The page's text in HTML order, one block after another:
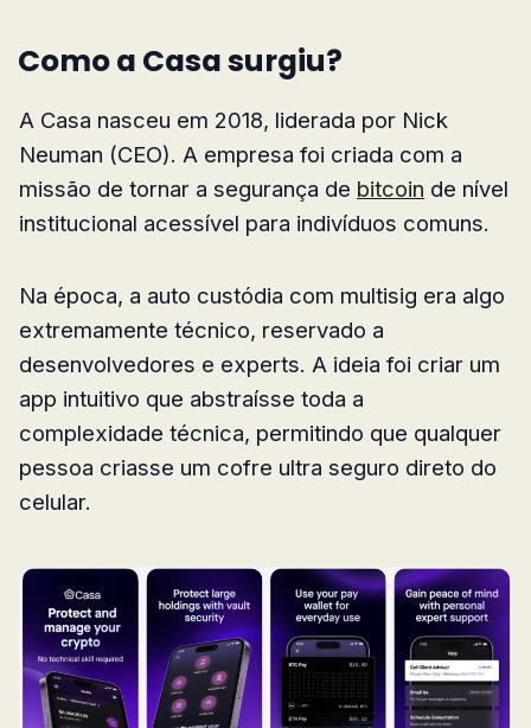
Como a Casa surgiu?
A Casa nasceu em 2018, liderada por Nick
Neuman (CEO). A empresa foi criada com a
missão de tornar a segurança de bitcoin de nível
institucional acessível para indivíduos comuns.
Na época, a auto custódia com multisig era algo
extremamente técnico, reservado a
desenvolvedores e experts. A ideia foi criar um
app intuitivo que abstraísse toda a
complexidade técnica, permitindo que qualquer
pessoa criasse um cofre ultra seguro direto do
celular.